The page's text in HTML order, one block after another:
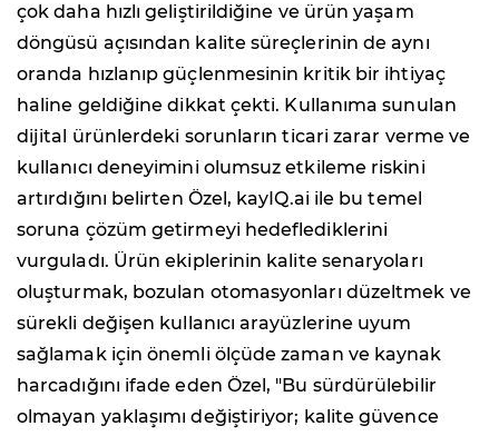
çok daha hızlı geliştirildiğine ve ürün yaşam
döngüsü açısından kalite süreçlerinin de aynı
oranda hızlanıp güçlenmesinin kritik bir ihtiyaç
haline geldiğine dikkat çekti. Kullanıma sunulan
dijital ürünlerdeki sorunların ticari zarar verme ve
kullanıcı deneyimini olumsuz etkileme riskini
artırdığını belirten Özel, kayIQ.ai ile bu temel
soruna çözüm getirmeyi hedeflediklerini
vurguladı. Ürün ekiplerinin kalite senaryoları
oluşturmak, bozulan otomasyonları düzeltmek ve
sürekli değişen kullanıcı arayüzlerine uyum
sağlamak için önemli ölçüde zaman ve kaynak
harcadığını ifade eden Özel, "Bu sürdürülebilir
olmayan yaklaşımı değiştiriyor; kalite güvence